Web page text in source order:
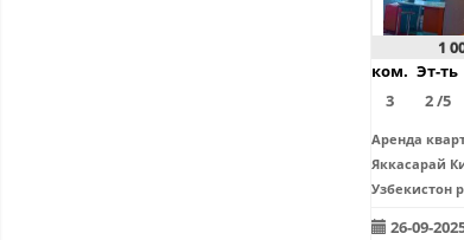
1
ком.
3
Эт-ть
2 /5
Аренда
Яккасарай
Узбекистон
26-09-